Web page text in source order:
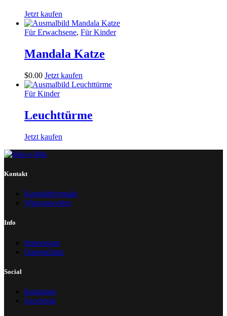
Jetzt kaufen
Für Erwachsene, Für Kinder
Mandala Katze
$0.00 Jetzt kaufen
Für Kinder
Leuchttürme
Jetzt kaufen
Kontakt
Kontaktformular
Wissenswertes
Info
Impressum
Datenschutz
Social
Instagram
Facebook